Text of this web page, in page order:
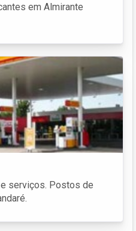
em Almirante
serviços. Postos de